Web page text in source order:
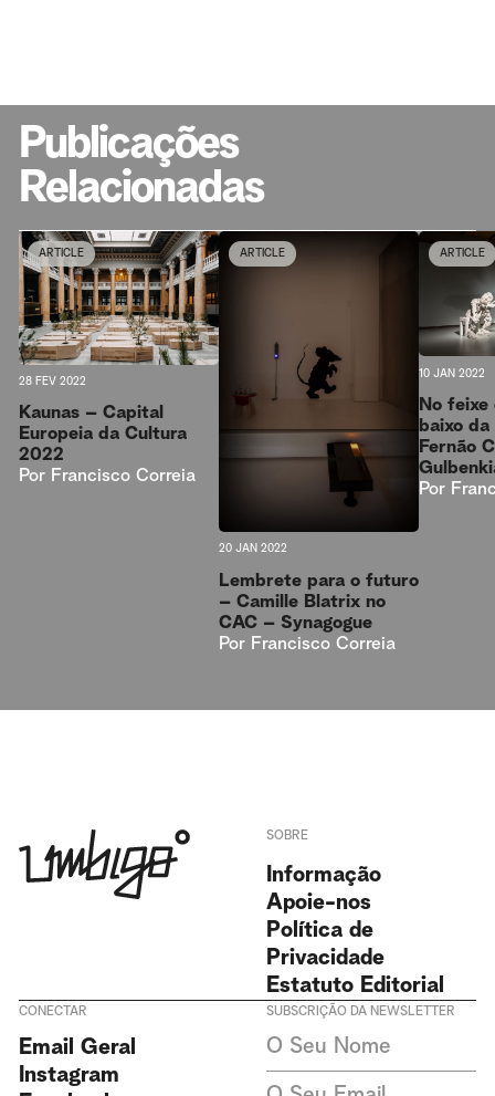
Publicações
Relacionadas
ARTICLE
28 FEV 2022
Kaunas – Capital
Europeia da Cultura
2022
Por Francisco Correia
ARTICLE
20 JAN 2022
Lembrete para o futuro
– Camille Blatrix no
CAC – Synagogue
Por Francisco Correia
ARTICLE
10 JAN 2022
No
baixo
Fernão
Por
SOBRE
Informação
Apoie-nos
Política de
Privacidade
Estatuto Editorial
CONECTAR
Email Geral
Instagram
SUBSCRIÇÃO DA NEWSLETTER
Revista Umbigo e aceito a
recolhemos ou armazenamos